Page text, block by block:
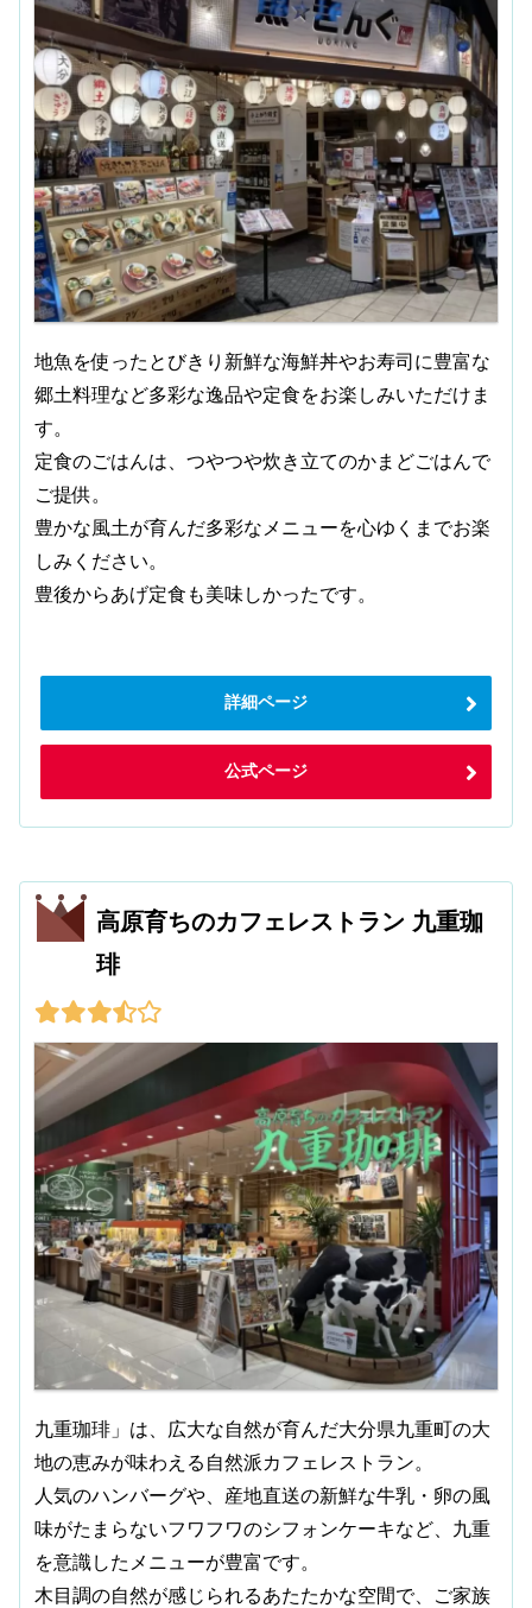
地魚を使ったとびきり新鮮な海鮮丼やお寿司に豊富な
郷土料理など多彩な逸品や定食をお楽しみいただけま
す。
定食のごはんは、つやつや炊き立てのかまどごはんで
ご提供。
豊かな風土が育んだ多彩なメニューを心ゆくまでお楽
しみください。
豊後からあげ定食も美味しかったです。
詳細ページ
公式ページ
高原育ちのカフェレストラン 九重珈
琲
九重珈琲」は、広大な自然が育んだ大分県九重町の大
地の恵みが味わえる自然派カフェレストラン。
人気のハンバーグや、産地直送の新鮮な牛乳・卵の風
味がたまらないフワフワのシフォンケーキなど、九重
を意識したメニューが豊富です。
木目調の自然が感じられるあたたかな空間で、ご家族